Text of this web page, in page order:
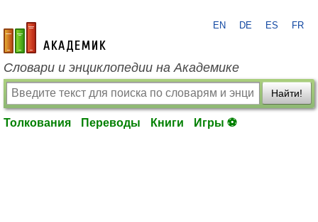
academic.ru
EN DE ES FR
Словари и энциклопедии на Академике
Найти!
Толкования Переводы Книги Игры ⚽